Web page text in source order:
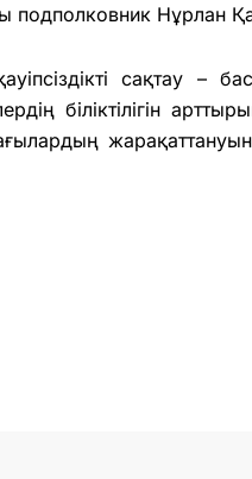
подполковник Нұрлан
сақтау –
біліктілігін